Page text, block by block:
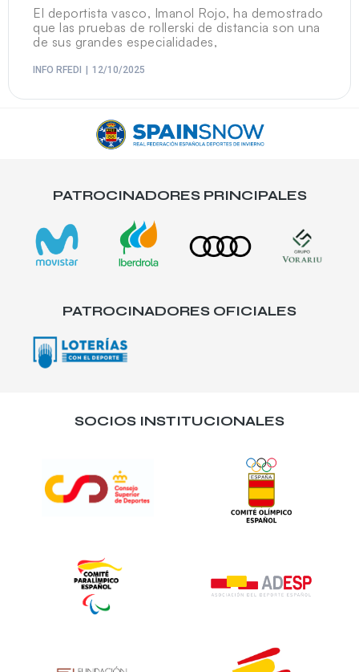
El deportista vasco, Imanol Rojo, ha demostrado
que las pruebas de rollerski de distancia son una
de sus grandes especialidades,
INFO RFEDI 12/10/2025
PATROCINADORES PRINCIPALES
PATROCINADORES OFICIALES
SOCIOS INSTITUCIONALES